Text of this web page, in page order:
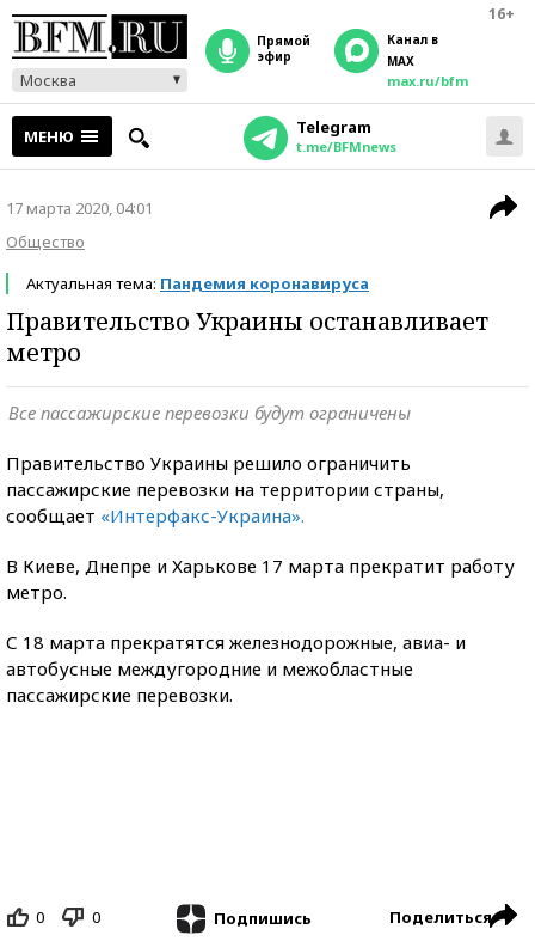
16+
Москва
прямой
эфир
Канал в
MAX
max.ru/bfm
МЕНЮ Telegram
t.me/BFMnews
17 марта 2020, 04:01
Общество
Актуальная тема: Пандемия коронавируса
Правительство Украины останавливает
метро
Все пассажирские перевозки будут ограничены
Правительство Украины решило ограничить
пассажирские перевозки на территории страны,
сообщает «Интерфакс-Украина».
В Киеве, Днепре и Харькове 17 марта прекратит работу
метро.
С 18 марта прекратятся железнодорожные, авиа- и
автобусные междугородние и межобластные
пассажирские перевозки.
0 0 Подпишись Поделиться